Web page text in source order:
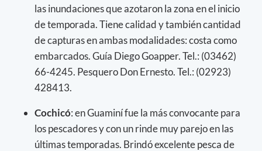
las inundaciones que azotaron la zona en el inicio
de temporada. Tiene calidad y también cantidad
de capturas en ambas modalidades: costa como
embarcados. Guía Diego Goapper. Tel.: (03462)
66-4245. Pesquero Don Ernesto. Tel.: (02923)
428413.
Cochicó: en Guaminí fue la más convocante para
los pescadores y con un rinde muy parejo en las
últimas temporadas. Brindó excelente pesca de